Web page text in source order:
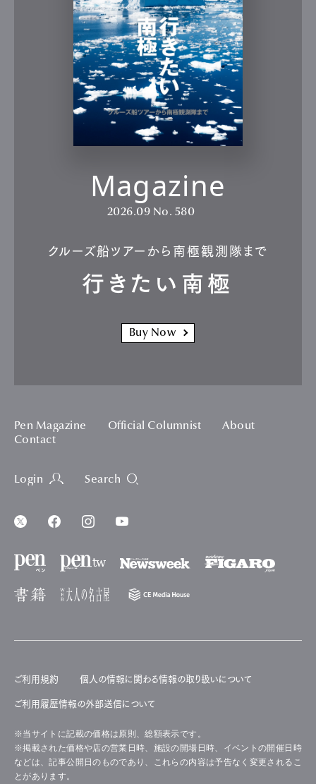
Magazine
2026.09 No. 580
クルーズ船ツアーから南極観測隊まで
行きたい南極
Buy Now
Pen Magazine Official Columnist
About
Contact
Login Search
ご利用規約 個人の情報に関わる情報の取り扱いについて
ご利用履歴情報の外部送信について
※当サイトに記載の価格は原則、総額表示です。
※掲載された価格や店の営業日時、施設の開場日時、イベントの開催日時
などは、記事公開日のものであり、これらの内容は予告なく変更されるこ
とがあります。